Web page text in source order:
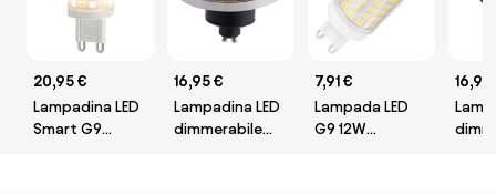
20,95 €
Lampadina LED
Smart G9
16,95 €
Lampadina LED
dimmerabile
7,91 €
Lampada LED
G9 12W
16,95